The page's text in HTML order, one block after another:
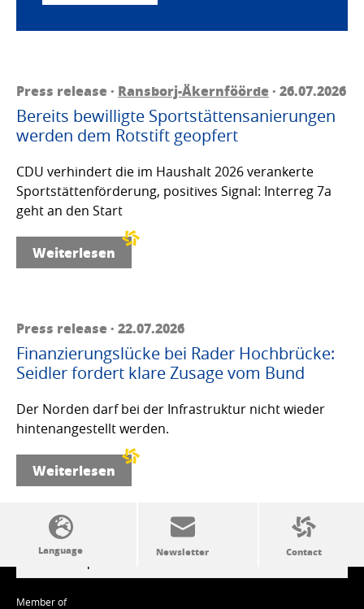
Press release · Ransborj-Äkernföörde· 26.07.2026
Bereits bewilligte Sportstättensanierungen
werden dem Rotstift geopfert
CDU verhindert die im Haushalt 2026 verankerte
Sportstättenförderung, positives Signal: Interreg 7a
geht an den Start
Weiterlesen
Press release · 22.07.2026
Finanzierungslücke bei Rader Hochbrücke:
Seidler fordert klare Zusage vom Bund
Der Norden darf bei der Infrastruktur nicht wieder
hintenangestellt werden.
Weiterlesen
SSW politics from A to Z
Member of